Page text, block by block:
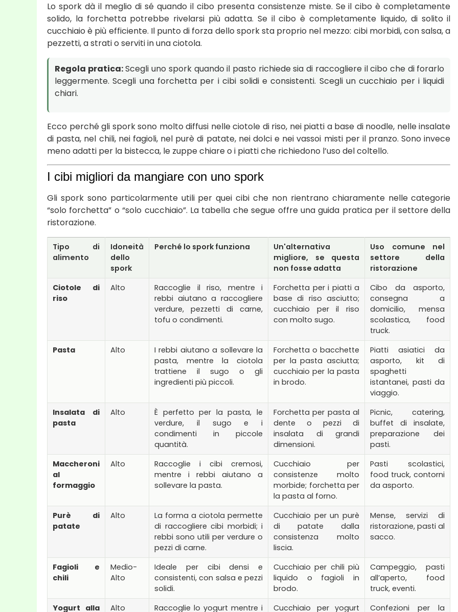
Lo spork dà il meglio di sé quando il cibo presenta consistenze miste. Se il cibo è completamente
solido, la forchetta potrebbe rivelarsi più adatta. Se il cibo è completamente liquido, di solito il
cucchiaio è più efficiente. Il punto di forza dello spork sta proprio nel mezzo: cibi morbidi, con salsa, a
pezzetti, a strati o serviti in una ciotola.
Regola pratica:Scegli uno spork quando il pasto richiede sia di raccogliere il cibo che di forarlo
leggermente. Scegli una forchetta per i cibi solidi e consistenti. Scegli un cucchiaio per i liquidi
chiari.
Ecco perché gli spork sono molto diffusi nelle ciotole di riso, nei piatti a base di noodle, nelle insalate
di pasta, nel chili, nei fagioli, nel purè di patate, nei dolci e nei vassoi misti per il pranzo. Sono invece
meno adatti per la bistecca, le zuppe chiare o i piatti che richiedono l’uso del coltello.
I cibi migliori da mangiare con uno spork
Gli spork sono particolarmente utili per quei cibi che non rientrano chiaramente nelle categorie
“solo forchetta” o “solo cucchiaio”. La tabella che segue offre una guida pratica per il settore della
ristorazione.
Tipo di
alimento
Idoneità
dello
spork
Perché lo spork funziona
Un'alternativa
migliore, se questa
non fosse adatta
Uso comune nel
settore della
ristorazione
Ciotole di
riso
Alto
Raccoglie il riso, mentre i
rebbi aiutano a raccogliere
verdure, pezzetti di carne,
tofu o condimenti.
Forchetta per i piatti a
base di riso asciutto;
cucchiaio per il riso
con molto sugo.
Cibo da asporto,
consegna a
domicilio, mensa
scolastica, food
truck.
Pasta
Alto
I rebbi aiutano a sollevare la
pasta, mentre la ciotola
trattiene il sugo o gli
ingredienti più piccoli.
Forchetta o bacchette
per la pasta asciutta;
cucchiaio per la pasta
in brodo.
Piatti asiatici da
asporto, kit di
spaghetti
istantanei, pasti da
viaggio.
Insalata di
pasta
Alto
È perfetto per la pasta, le
verdure, il sugo e i
condimenti in piccole
quantità.
Forchetta per pasta al
dente o pezzi di
insalata di grandi
dimensioni.
Picnic, catering,
buffet di insalate,
preparazione dei
pasti.
Maccheroni
al
formaggio
Alto
Raccoglie i cibi cremosi,
mentre i rebbi aiutano a
sollevare la pasta.
Cucchiaio per
consistenze molto
morbide; forchetta per
la pasta al forno.
Pasti scolastici,
food truck, contorni
da asporto.
Purè di
patate
Alto
La forma a ciotola permette
di raccogliere cibi morbidi; i
rebbi sono utili per verdure o
pezzi di carne.
Cucchiaio per un purè
di patate dalla
consistenza molto
liscia.
Mense, servizi di
ristorazione, pasti al
sacco.
Fagioli e
chili
Medio-
Alto
Ideale per cibi densi e
consistenti, con salsa e pezzi
solidi.
Cucchiaio per chili più
liquido o fagioli in
brodo.
Campeggio, pasti
all’aperto, food
truck, eventi.
Yogurt alla
Alto Raccoglie lo yogurt mentre i Cucchiaio per yogurt Confezioni per la